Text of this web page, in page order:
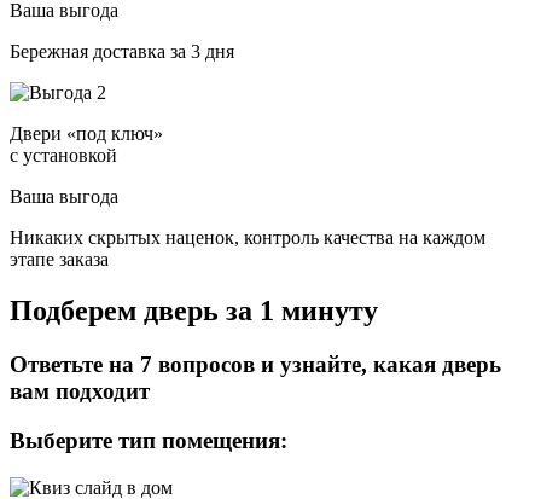
Ваша выгода
Бережная доставка за 3 дня
Двери «под ключ»
с установкой
Ваша выгода
Никаких скрытых наценок, контроль качества на каждом
этапе заказа
Подберем дверь за 1 минуту
Ответьте на 7 вопросов и узнайте, какая дверь
вам подходит
Выберите тип помещения: